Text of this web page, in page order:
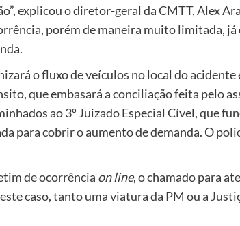
explicou o diretor-geral da CMTT, Alex
porém de maneira muito limitada, já
o fluxo de veículos no local do acidente
que embasará a conciliação feita pelo
ao 3º Juizado Especial Cível, que
para cobrir o aumento de demanda. O
de ocorrência on line, o chamado para
caso, tanto uma viatura da PM ou a